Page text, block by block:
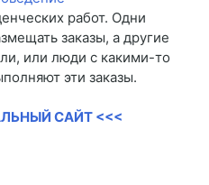
работ. Одни
заказы, а другие
или люди с какими-то
эти заказы.
САЙТ <<<